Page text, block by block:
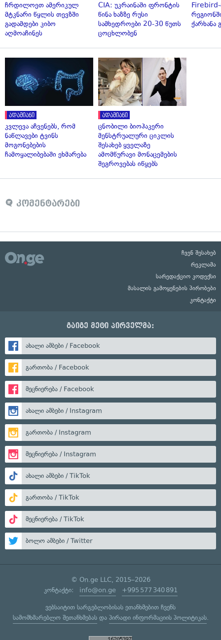
ჩრდილოეთ ამერიკულ
მტკნარი წყლის თევზში
გადამდები კიბო
აღმოაჩინეს
CIA: უკრაინაში ფრონტის
წინა ხაზზე რუსი
სამხედროები 20-30 წუთს
ცოცხლობენ
Firebird-
ქარხანა
ადამიანი
კვლევა აჩვენებს, რომ
ნაწლავები ტვინს
მოგონებების
ჩამოყალიბებაში ეხმარება
ადამიანი
ცნობილი ბიოჰაკერი
მენსტრუალური ციკლის
შესახებ ყველაზე
ამომწურავი მონაცემების
შეგროვებას იწყებს
კომენტარები
ჩვენ შესახებ
რეკლამა
სარედაქციო კოდექსი
მასალის გამოყენების პირობები
კონტაქტი
გაიგე მეტი პირველმა:
ახალი ამბები / Facebook
გართობა / Facebook
მეცნიერება / Facebook
ახალი ამბები / Instagram
გართობა / Instagram
მეცნიერება / Instagram
ახალი ამბები / TikTok
გართობა / TikTok
მეცნიერება / TikTok
ბოლო ამბები / Twitter
© On.ge LLC, 2015–2026
კონტაქტი: info@on.ge +995 577 340 891
ვებსაიტით სარგებლობისას ეთანხმებით ჩვენს
სამომხმარებლო შეთანხმებასდა პირადი ინფორმაციის პოლიტიკას.